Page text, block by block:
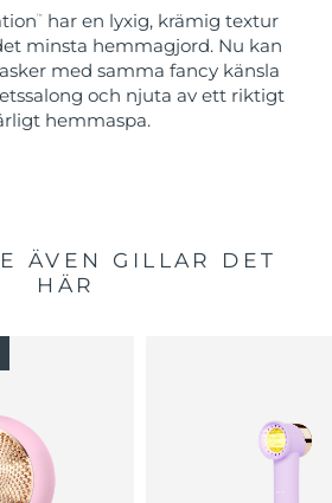
™
har en lyxig, krämig textur
minsta hemmagjord. Nu kan
med samma fancy känsla
och njuta av ett riktigt
hemmaspa.
ÄVEN GILLAR DET
HÄR